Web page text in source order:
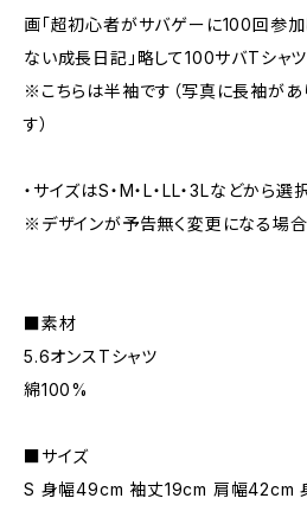
画「超初心者がサバゲーに100回参
ない成長日記」略して100サバTシャツ
※こちらは半袖です（写真に長袖が
す）
・サイズはS・M・L・LL・3Lなどから選
※デザインが予告無く変更になる場合
■素材
5.6オンスTシャツ
綿100%
■サイズ
S 身幅49cm 袖丈19cm 肩幅42cm